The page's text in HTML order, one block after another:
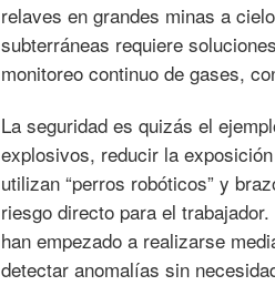
relaves en grandes minas a
subterráneas requiere
monitoreo continuo de gases,
La seguridad es quizás el
explosivos, reducir la
utilizan “perros robóticos” y
riesgo directo para el
han empezado a realizarse
detectar anomalías sin